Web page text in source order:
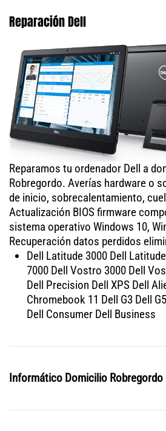
Reparación Dell
Reparamos tu ordenador Dell a
Robregordo. Averías hardware o
de inicio, sobrecalentamiento,
Actualización BIOS firmware
sistema operativo Windows 10,
Recuperación datos perdidos
Dell Latitude 3000 Dell
7000 Dell Vostro 3000 Dell
Dell Precision Dell XPS Dell
Chromebook 11 Dell G3 Dell
Dell Consumer Dell Business
Informático Domicilio Robregordo